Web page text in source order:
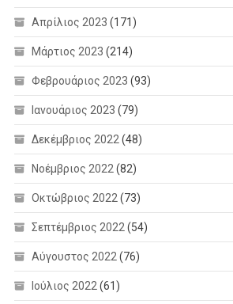
Απρίλιος 2023 (171)
Μάρτιος 2023 (214)
Φεβρουάριος 2023 (93)
Ιανουάριος 2023 (79)
Δεκέμβριος 2022 (48)
Νοέμβριος 2022 (82)
Οκτώβριος 2022 (73)
Σεπτέμβριος 2022 (54)
Αύγουστος 2022 (76)
Ιούλιος 2022 (61)